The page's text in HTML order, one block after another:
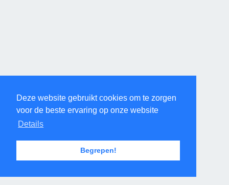
Deze website gebruikt cookies om te zorgen
voor de beste ervaring op onze website
Details
Begrepen!